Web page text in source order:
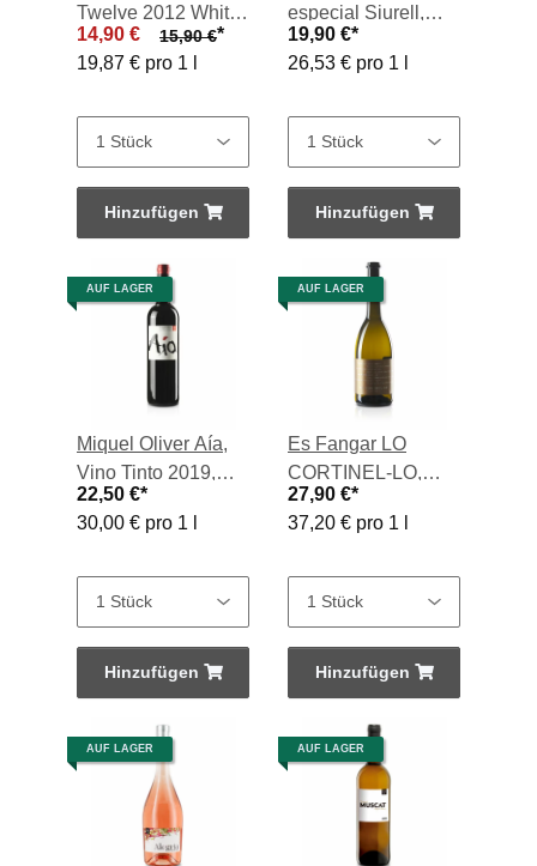
Twelve 2012 White,
Vino Blanco 2023,
0,75-l-Flasche
14,90 € 15,90 €*
19,87 € pro 1 l
Hinzufügen
especial Siurell,
Vino Tinto 2018,
0,75-l-Flasche
19,90 €*
26,53 € pro 1 l
Hinzufügen
AUF LAGER
Miquel Oliver Aía,
Vino Tinto 2019,
0,75-l-Flasche
22,50 €*
30,00 € pro 1 l
Hinzufügen
AUF LAGER
Es Fangar LO
CORTINEL-LO,
Vino Blanco 2018,
0,75-l-Flasche
27,90 €*
37,20 € pro 1 l
Hinzufügen
AUF LAGER AUF LAGER